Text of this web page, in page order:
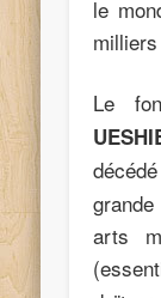
le
Le
arts